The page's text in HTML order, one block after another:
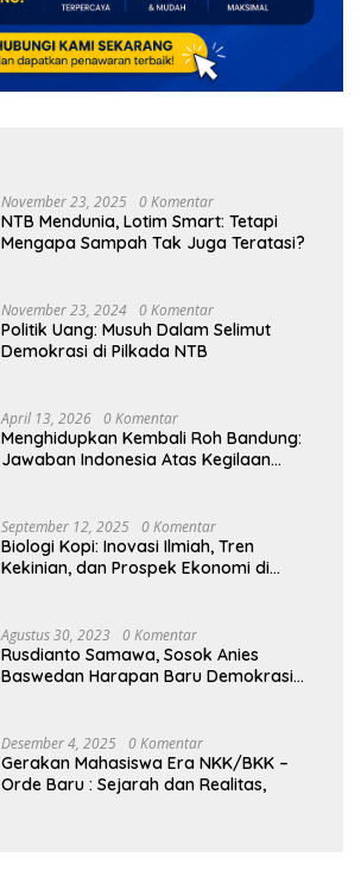
November 23, 2025 0 Komentar
NTB Mendunia, Lotim Smart: Tetapi
Mengapa Sampah Tak Juga Teratasi?
November 23, 2024 0 Komentar
Politik Uang: Musuh Dalam Selimut
Demokrasi di Pilkada NTB
April 13, 2026 0 Komentar
Menghidupkan Kembali Roh Bandung:
Jawaban Indonesia Atas Kegilaan
September 12, 2025 0 Komentar
Biologi Kopi: Inovasi Ilmiah, Tren
Kekinian, dan Prospek Ekonomi di
Agustus 30, 2023 0 Komentar
Rusdianto Samawa, Sosok Anies
Baswedan Harapan Baru Demokrasi
Desember 4, 2025 0 Komentar
Gerakan Mahasiswa Era NKK/BKK –
Orde Baru : Sejarah dan Realitas,